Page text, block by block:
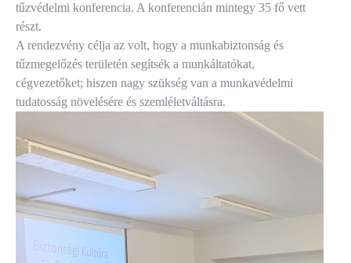
tűzvédelmi konferencia. A konferencián mintegy 35 fő vett
részt.
A rendezvény célja az volt, hogy a munkabiztonság és
tűzmegelőzés területén segítsék a munkáltatókat,
cégvezetőket; hiszen nagy szükség van a munkavédelmi
tudatosság növelésére és szemléletváltásra.